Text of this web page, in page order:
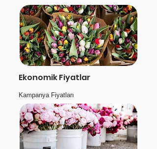
Ekonomik Fiyatlar
Kampanya Fiyatları